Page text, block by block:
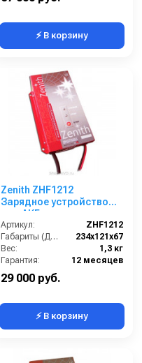
⚡ В корзину
Zenith ZHF1212
Зарядное устройство
для АКБ
Артикул:
ZHF1212
Габариты (ДхШхВ):
234х121х67
Вес:
1,3 кг
Гарантия:
12 месяцев
29 000 руб.
⚡ В корзину